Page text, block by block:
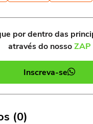
por dentro das
através do nossoZAP
Inscreva-se
(0)